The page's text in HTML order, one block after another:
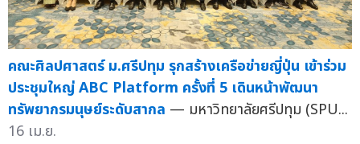
คณะศิลปศาสตร์ ม.ศรีปทุม รุกสร้างเครือข่ายญี่ปุ่น เข้าร่วม
ประชุมใหญ่ ABC Platform ครั้งที่ 5 เดินหน้าพัฒนา
ทรัพยากรมนุษย์ระดับสากล — มหาวิทยาลัยศรีปทุม (SPU...
16 เม.ย.